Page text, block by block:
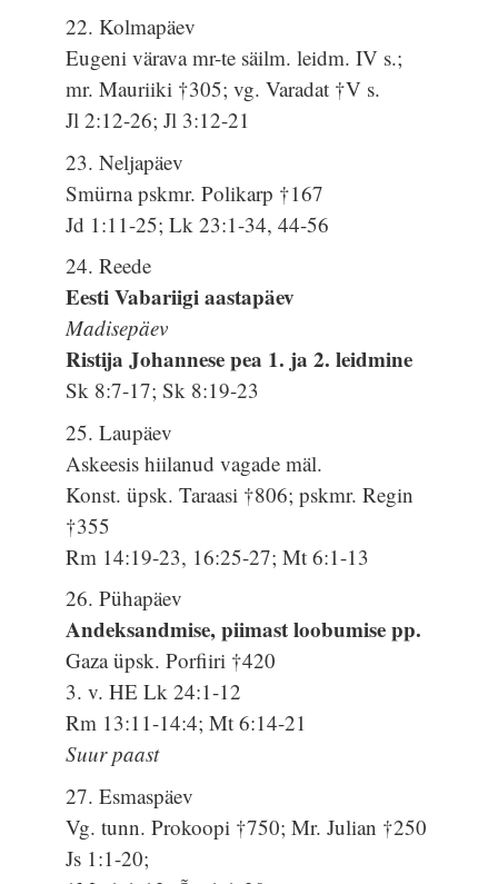
22. Kolmapäev
Eugeni värava mr-te säilm. leidm. IV s.;
mr. Mauriiki †305; vg. Varadat †V s.
Jl 2:12-26; Jl 3:12-21
23. Neljapäev
Smürna pskmr. Polikarp †167
Jd 1:11-25; Lk 23:1-34, 44-56
24. Reede
Eesti Vabariigi aastapäev
Madisepäev
Ristija Johannese pea 1. ja 2. leidmine
Sk 8:7-17; Sk 8:19-23
25. Laupäev
Askeesis hiilanud vagade mäl.
Konst. üpsk. Taraasi †806; pskmr. Regin
†355
Rm 14:19-23, 16:25-27; Mt 6:1-13
26. Pühapäev
Andeksandmise, piimast loobumise pp.
Gaza üpsk. Porfiiri †420
3. v. HE Lk 24:1-12
Rm 13:11-14:4; Mt 6:14-21
Suur paast
27. Esmaspäev
Vg. tunn. Prokoopi †750; Mr. Julian †250
Js 1:1-20;